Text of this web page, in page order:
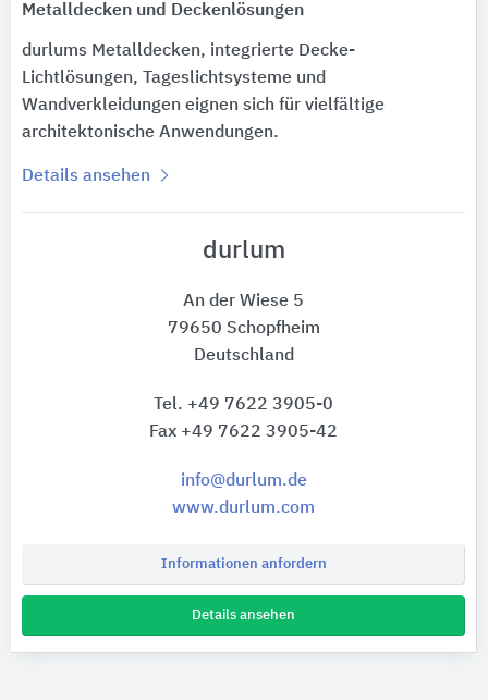
Metalldecken und Deckenlösungen
durlums Metalldecken, integrierte Decke-
Lichtlösungen, Tageslichtsysteme und
Wandverkleidungen eignen sich für vielfältige
architektonische Anwendungen.
Details ansehen
durlum
An der Wiese 5
79650 Schopfheim
Deutschland
Tel. +49 7622 3905-0
Fax +49 7622 3905-42
info@durlum.de
www.durlum.com
Informationen anfordern
Details ansehen